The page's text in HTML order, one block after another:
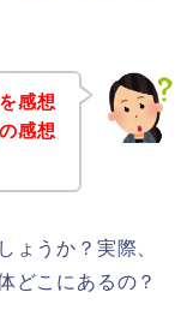
感想
感想
ょうか？実際、
どこにあるの？